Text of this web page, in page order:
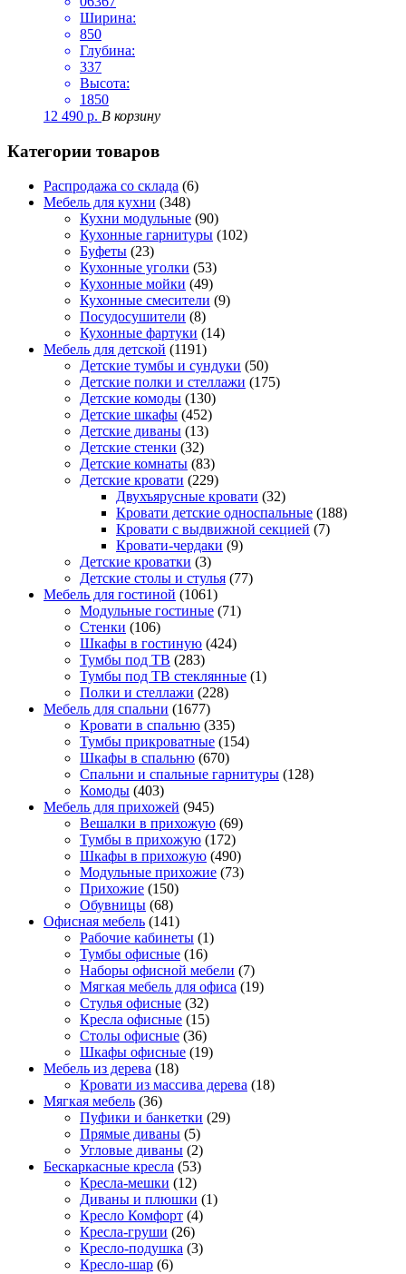
Ширина:
850
Глубина:
337
Высота:
1850
12 490 р. В корзину
Категории товаров
Распродажа со склада (6)
Мебель для кухни (348)
Кухни модульные (90)
Кухонные гарнитуры (102)
Буфеты (23)
Кухонные уголки (53)
Кухонные мойки (49)
Кухонные смесители (9)
Посудосушители (8)
Кухонные фартуки (14)
Мебель для детской (1191)
Детские тумбы и сундуки (50)
Детские полки и стеллажи (175)
Детские комоды (130)
Детские шкафы (452)
Детские диваны (13)
Детские стенки (32)
Детские комнаты (83)
Детские кровати (229)
Двухъярусные кровати (32)
Кровати детские односпальные (188)
Кровати с выдвижной секцией (7)
Кровати-чердаки (9)
Детские кроватки (3)
Детские столы и стулья (77)
Мебель для гостиной (1061)
Модульные гостиные (71)
Стенки (106)
Шкафы в гостиную (424)
Тумбы под ТВ (283)
Тумбы под ТВ стеклянные (1)
Полки и стеллажи (228)
Мебель для спальни (1677)
Кровати в спальню (335)
Тумбы прикроватные (154)
Шкафы в спальню (670)
Спальни и спальные гарнитуры (128)
Комоды (403)
Мебель для прихожей (945)
Вешалки в прихожую (69)
Тумбы в прихожую (172)
Шкафы в прихожую (490)
Модульные прихожие (73)
Прихожие (150)
Обувницы (68)
Офисная мебель (141)
Рабочие кабинеты (1)
Тумбы офисные (16)
Наборы офисной мебели (7)
Мягкая мебель для офиса (19)
Стулья офисные (32)
Кресла офисные (15)
Столы офисные (36)
Шкафы офисные (19)
Мебель из дерева (18)
Кровати из массива дерева (18)
Мягкая мебель (36)
Пуфики и банкетки (29)
Прямые диваны (5)
Угловые диваны (2)
Бескаркасные кресла (53)
Кресла-мешки (12)
Диваны и плюшки (1)
Кресло Комфорт (4)
Кресла-груши (26)
Кресло-подушка (3)
Кресло-шар (6)